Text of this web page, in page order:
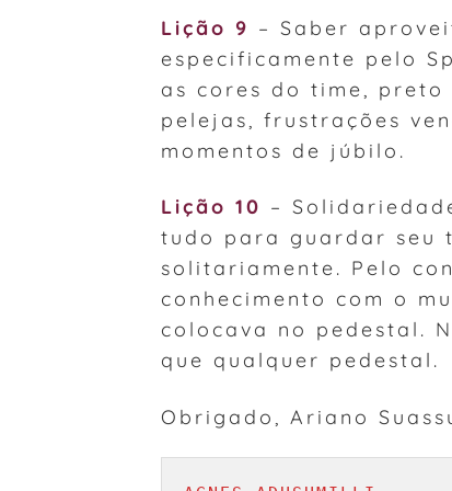
Lição 9 – Saber
especificamente pelo
as cores do time, preto
pelejas, frustrações
momentos de júbilo.
Lição 10 –
tudo para guardar seu
solitariamente. Pelo
conhecimento com o
colocava no pedestal.
que qualquer pedestal.
Obrigado, Ariano